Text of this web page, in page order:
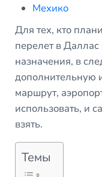
Мехико
Для тех, кто
перелет в Даллас
назначения, в
дополнительную
маршрут,
использовать, и
взять.
Темы